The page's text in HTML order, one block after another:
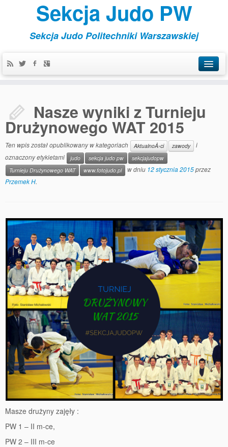
Sekcja Judo PW
Sekcja Judo Politechniki Warszawskiej
Kontakt
Organizowane
Szkoleniowe
Treningi
Nasze wyniki z Turnieju
Drużynowego WAT 2015
Ten wpis został opublikowany w kategoriach AktualnoÅ›ci zawody
i
oznaczony etykietami
judo sekcja judo pw
sekcjajudopw
Turnieju Drużynowego WAT
www.fotojudo.pl w dniu 12 stycznia 2015przez
Przemek H.
Masze drużyny zajęły :
PW 1 – II m-ce,
PW 2 – III m-ce